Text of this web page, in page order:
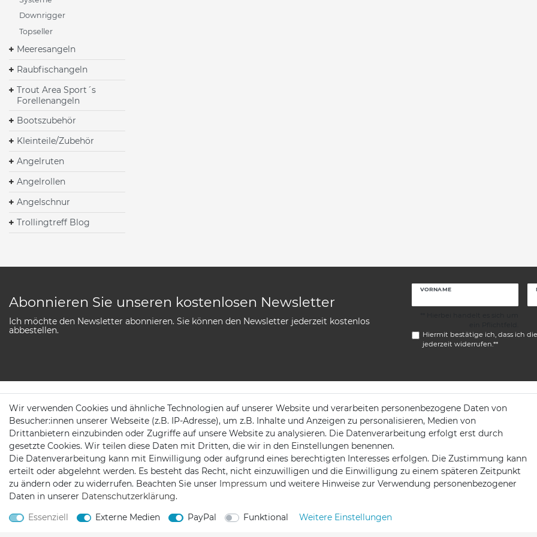
Downrigger
Topseller
Meeresangeln
Raubfischangeln
Trout Area Sport´s
Forellenangeln
Bootszubehör
Kleinteile/Zubehör
Angelruten
Angelrollen
Angelschnur
Trollingtreff Blog
Abonnieren Sie unseren kostenlosen Newsletter
Ich möchte den Newsletter abonnieren. Sie können den Newsletter jederzeit kostenlos
abbestellen.
VORNAME
Hiermit bestätige ich, dass ich die
jederzeit widerrufen.**
SERVICE
AGB
Widerrufs­recht
Daten­schutz­erklärung
Impressum
Kontakt
Newsletter Anmeldung
Zahlung & Versand
Batteriehinweis
KONTAKT
Telefon:+49 176 24909451
Mail:mail@trollingtreff.de
Wir verwenden Cookies und ähnliche Technologien auf unserer Website und verarbeiten personenbezogene Daten von
Besucher:innen unserer Webseite (z.B. IP-Adresse), um z.B. Inhalte und Anzeigen zu personalisieren, Medien von
Drittanbietern einzubinden oder Zugriffe auf unsere Website zu analysieren. Die Datenverarbeitung erfolgt erst durch
gesetzte Cookies. Wir teilen diese Daten mit Dritten, die wir in den Einstellungen benennen.
Die Datenverarbeitung kann mit Einwilligung oder aufgrund eines berechtigten Interesses erfolgen. Die Zustimmung kann
erteilt oder abgelehnt werden. Es besteht das Recht, nicht einzuwilligen und die Einwilligung zu einem späteren Zeitpunkt
zu ändern oder zu widerrufen. Beachten Sie unser Impressum und weitere Hinweise zur Verwendung personenbezogener
Daten in unserer Daten­schutz­erklärung.
Essenziell
Externe Medien PayPal Funktional Weitere Einstellungen